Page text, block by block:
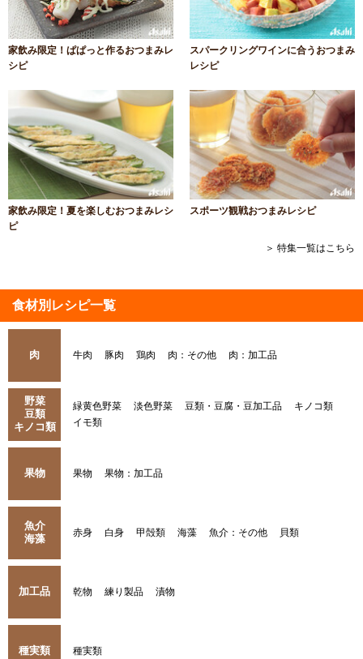
家飲み限定！ぱぱっと作るおつまみレ
シピ
スパークリングワインに合うおつまみ
レシピ
家飲み限定！夏を楽しむおつまみレシ
ピ
スポーツ観戦おつまみレシピ
＞ 特集一覧はこちら
食材別レシピ一覧
肉 牛肉 豚肉 鶏肉 肉：その他 肉：加工品
野菜
豆類
キノコ類
緑黄色野菜 淡色野菜 豆類・豆腐・豆加工品
キノコ類
イモ類
果物 果物 果物：加工品
魚介
海藻
赤身 白身 甲殻類 海藻 魚介：その他 貝類
加工品 乾物 練り製品 漬物
種実類 種実類